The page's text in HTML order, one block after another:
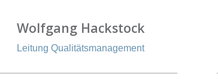
Wolfgang Hackstock
Leitung Qualitätsmanagement